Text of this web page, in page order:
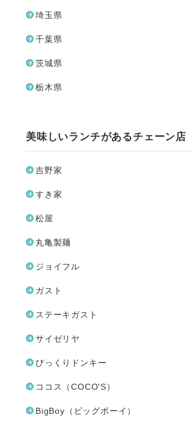
埼玉県
千葉県
茨城県
栃木県
美味しいランチがあるチェーン店
吉野家
すき家
松屋
丸亀製麺
ジョイフル
ガスト
ステーキガスト
サイゼリヤ
びっくりドンキー
ココス（COCO'S）
BigBoy（ビッグボーイ）